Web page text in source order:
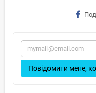
Повідомити мене,